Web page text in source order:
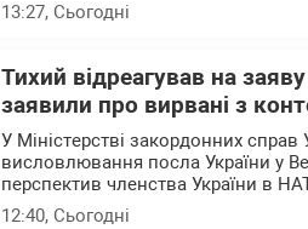
13:27, Сьогодні
Тихий відреагував на
заявили про вирвані з
У Міністерстві закордонних
висловлювання посла України у
перспектив членства України в
12:40, Сьогодні